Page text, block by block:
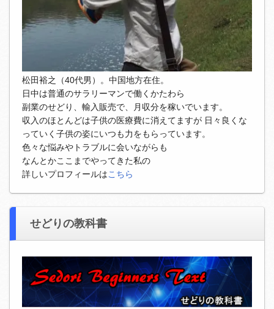
松田裕之（40代男）。中国地方在住。
日中は普通のサラリーマンで働くかたわら
副業のせどり、輸入販売で、月収分を稼いでいます。
収入のほとんどは子供の医療費に消えてますが 日々良くな
っていく子供の姿にいつも力をもらっています。
色々な悩みやトラブルに会いながらも
なんとかここまでやってきた私の
詳しいプロフィールはこちら
せどりの教科書